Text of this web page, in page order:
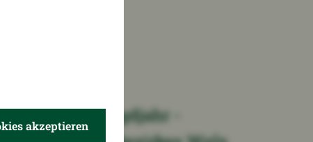
durch das Jagdjahr -
akzeptieren